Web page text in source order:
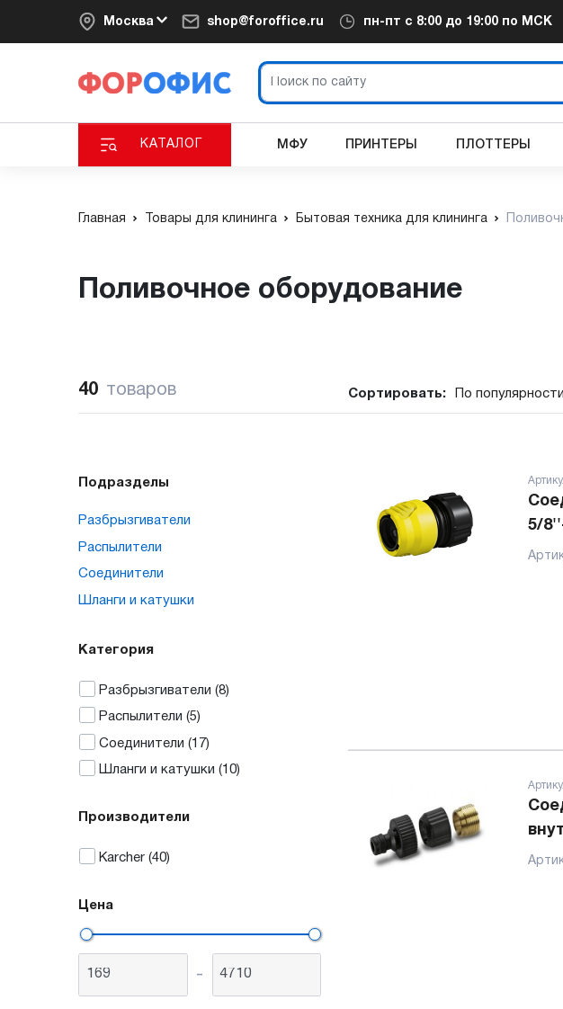
Москва shop@foroffice.ru пн-пт с 8:00 до 19:00 по МСК
КАТАЛОГ МФУ ПРИНТЕРЫ ПЛОТТЕРЫ
Главная Товары для клининга Бытовая техника для клининга
Поливочное оборудование
40 товаров Сортировать: По популярности
Подразделы
Разбрызгиватели
Распылители
Соединители
Шланги и катушки
Категория
Разбрызгиватели (8)
Распылители (5)
Соединители (17)
Шланги и катушки (10)
Производители
Karcher (40)
Цена
-
5/